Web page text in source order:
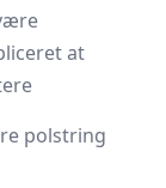
at
polstring